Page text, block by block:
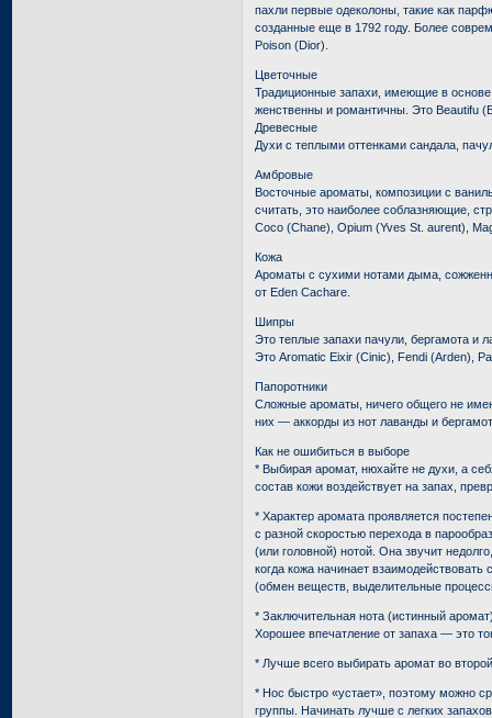
пахли первые одеколоны, такие как
созданные еще в 1792 году. Более
Poison (Dior).
Цветочные
Традиционные запахи, имеющие в
женственны и романтичны. Это Beautifu
Древесные
Духи с теплыми оттенками сандала,
Амбровые
Восточные ароматы, композиции с
считать, это наиболее соблазняющие,
Coco (Chane), Opium (Yves St. aurent),
Кожа
Ароматы с сухими нотами дыма,
от Eden Cachare.
Шипры
Это теплые запахи пачули, бергамота и
Это Aromatic Eixir (Cinic), Fendi (Arden),
Папоротники
Сложные ароматы, ничего общего не
них — аккорды из нот лаванды и
Как не ошибиться в выборе
* Выбирая аромат, нюхайте не духи, а
состав кожи воздействует на запах,
* Характер аромата проявляется
с разной скоростью перехода в
(или головной) нотой. Она звучит
когда кожа начинает
(обмен веществ, выделительные
* Заключительная нота (истинный
Хорошее впечатление от запаха — это
* Лучше всего выбирать аромат во
* Нос быстро «устает», поэтому можно
группы. Начинать лучше с легких